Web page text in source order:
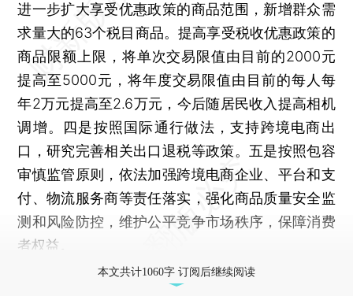
进一步扩大享受优惠政策的商品范围，新增群众需
求量大的63个税目商品。提高享受税收优惠政策的
商品限额上限，将单次交易限值由目前的2000元
提高至5000元，将年度交易限值由目前的每人每
年2万元提高至2.6万元，今后随居民收入提高相机
调增。四是按照国际通行做法，支持跨境电商出
口，研究完善相关出口退税等政策。五是按照包容
审慎监管原则，依法加强跨境电商企业、平台和支
付、物流服务商等责任落实，强化商品质量安全监
测和风险防控，维护公平竞争市场秩序，保障消费
者权益。
本文共计1060字 订阅后继续阅读